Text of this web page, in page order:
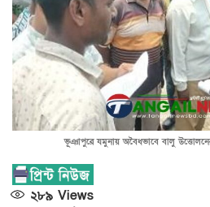
ভূঞাপুরে যমুনায় অবৈধভাবে বালু
২৮৯ Views